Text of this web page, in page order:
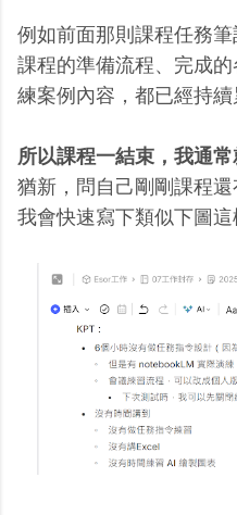
例如前面那則課程任務
課程的準備流程、完成
練案例內容，都已經持續
所以課程一結束，我通
猶新，問自己剛剛課程
我會快速寫下類似下圖這